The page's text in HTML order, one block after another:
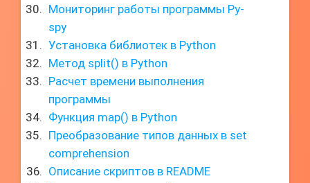
Мониторинг работы программы Py-
spy
Установка библиотек в Python
Метод split() в Python
Расчет времени выполнения
программы
Функция map() в Python
Преобразование типов данных в set
comprehension
Описание скриптов в README